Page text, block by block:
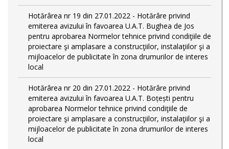
Hotărârea nr 19 din 27.01.2022 - Hotărâre privind
emiterea avizului în favoarea U.A.T. Bughea de Jos
pentru aprobarea Normelor tehnice privind condiţiile de
proiectare şi amplasare a construcţiilor, instalaţiilor şi a
mijloacelor de publicitate în zona drumurilor de interes
local
Hotărârea nr 20 din 27.01.2022 - Hotărâre privind
emiterea avizului în favoarea U.A.T. Boțești pentru
aprobarea Normelor tehnice privind condiţiile de
proiectare şi amplasare a construcţiilor, instalaţiilor şi a
mijloacelor de publicitate în zona drumurilor de interes
local